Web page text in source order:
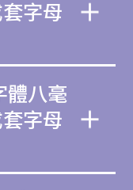
字母
體八毫
字母